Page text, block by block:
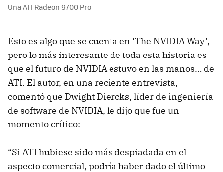
Una ATI Radeon 9700 Pro
Esto es algo que se cuenta en ‘The NVIDIA Way’,
pero lo más interesante de toda esta historia es
que el futuro de NVIDIA estuvo en las manos… de
ATI. El autor, en una reciente entrevista,
comentó que Dwight Diercks, líder de ingeniería
de software de NVIDIA, le dijo que fue un
momento crítico:
“Si ATI hubiese sido más despiadada en el
aspecto comercial, podría haber dado el último